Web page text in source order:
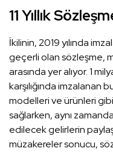
11 Yıllık
İkilinin, 2019 yılında
geçerli olan sözleşme,
arasında yer alıyor. 1
karşılığında imzalanan
modelleri ve ürünleri
sağlarken, aynı
edilecek gelirlerin
müzakereler sonucu,